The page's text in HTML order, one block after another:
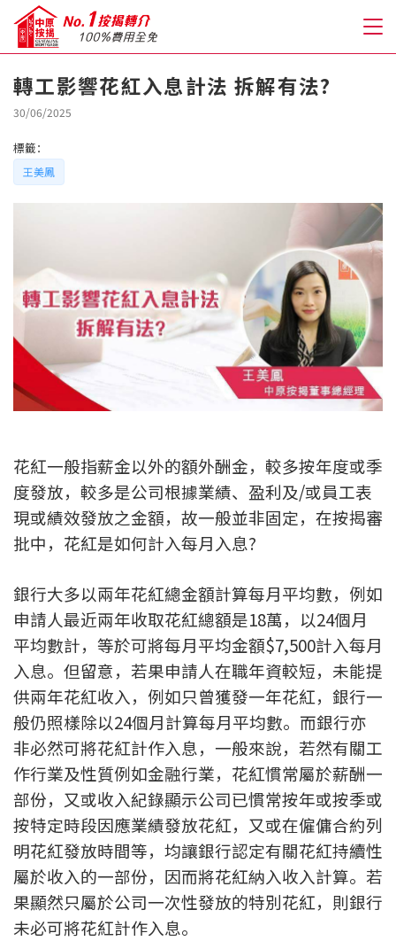
關於我們
格到至抵按揭
免費開戶轉介服務
私人貸款
優惠禮遇
中原按揭標籤優惠
推薦齊齊友賞
按揭工具
按揭計算
轉按計算
置業預算
供款年期計算
工商舖按揭計算
印花稅計算
免費物業估價
下載中心
轉工影響花紅入息計法 拆解有法?
30/06/2025
標籤：
王美鳳
花紅一般指薪金以外的額外酬金，較多按年度或季
度發放，較多是公司根據業績、盈利及/或員工表
現或績效發放之金額，故一般並非固定，在按揭審
批中，花紅是如何計入每月入息?
銀行大多以兩年花紅總金額計算每月平均數，例如
申請人最近兩年收取花紅總額是18萬，以24個月
平均數計，等於可將每月平均金額$7,500計入每月
入息。但留意，若果申請人在職年資較短，未能提
供兩年花紅收入，例如只曾獲發一年花紅，銀行一
般仍照樣除以24個月計算每月平均數。而銀行亦
非必然可將花紅計作入息，一般來說，若然有關工
作行業及性質例如金融行業，花紅慣常屬於薪酬一
部份，又或收入紀錄顯示公司已慣常按年或按季或
按特定時段因應業績發放花紅，又或在僱傭合約列
明花紅發放時間等，均讓銀行認定有關花紅持續性
屬於收入的一部份，因而將花紅納入收入計算。若
果顯然只屬於公司一次性發放的特別花紅，則銀行
未必可將花紅計作入息。